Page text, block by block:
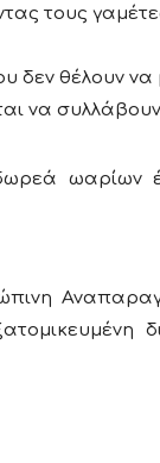
τους
δεν θέλουν
να
ωαρίων